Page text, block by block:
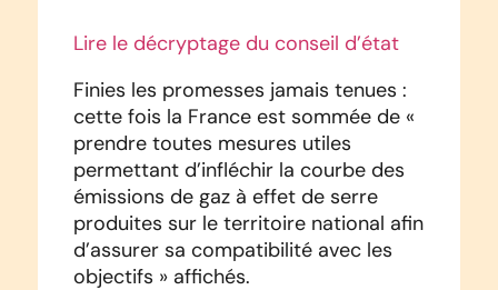
Lire le décryptage du conseil d’état
Finies les promesses jamais tenues :
cette fois la France est sommée de «
prendre toutes mesures utiles
permettant d’infléchir la courbe des
émissions de gaz à effet de serre
produites sur le territoire national afin
d’assurer sa compatibilité avec les
objectifs » affichés.